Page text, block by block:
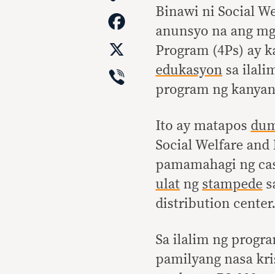
Link
Facebook
Viber
Binawi ni Social
anunsyo na ang
Program (4Ps) ay
edukasyon sa
program ng
Ito ay matapos
Social Welfare and
pamamahagi ng
ulat ng stampede
distribution center.
Sa ilalim ng
pamilyang nasa